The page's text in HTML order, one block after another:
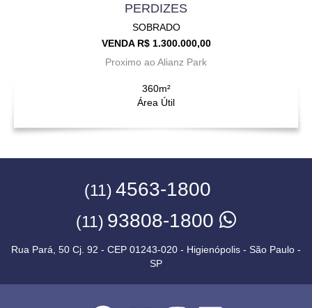
PERDIZES
SOBRADO
VENDA R$ 1.300.000,00
Proximo ao Alianz Park
360m²
Área Útil
(11) 4563-1800
(11) 93808-1800
Rua Pará, 50 Cj. 92 - CEP 01243-020 - Higienópolis - São Paulo -
SP